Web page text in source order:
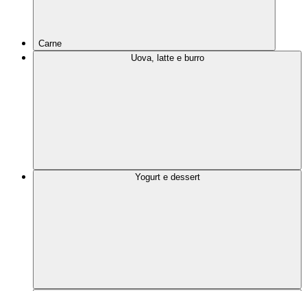
Carne
Uova, latte e burro
Yogurt e dessert